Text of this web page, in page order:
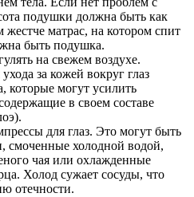
подушки должна быть как
матрас, на котором спит
быть подушка.
на свежем воздухе.
за кожей вокруг глаз
которые могут усилить
в своем составе
для глаз. Это могут быть
смоченные холодной водой,
чая или охлажденные
Холод сужает сосуды, что
отечности.